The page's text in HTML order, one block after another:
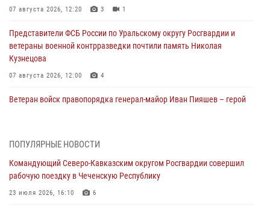
07 августа 2026, 12:20 3 1
Представители ФСБ России по Уральскому округу Росгвардии и
ветераны военной контрразведки почтили память Николая
Кузнецова
07 августа 2026, 12:00 4
Ветеран войск правопорядка генерал-майор Иван Пияшев – герой
Смольного собора в Санкт-Петербурге (видео)
07 августа 2026, 11:34
ПОПУЛЯРНЫЕ НОВОСТИ
Командующий Северо-Кавказским округом Росгвардии совершил
рабочую поездку в Чеченскую Республику
23 июля 2026, 16:10 6